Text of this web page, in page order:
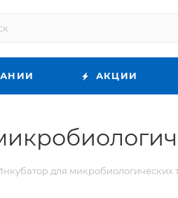
АКЦИИ
для микробиологических